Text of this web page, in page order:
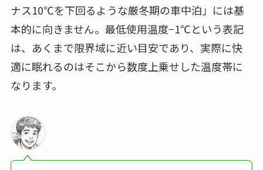
ナス10℃を下回るような厳冬期の車中泊」には基
本的に向きません。最低使用温度−1℃という表記
は、あくまで限界域に近い目安であり、実際に快
適に眠れるのはそこから数度上乗せした温度帯に
なります。